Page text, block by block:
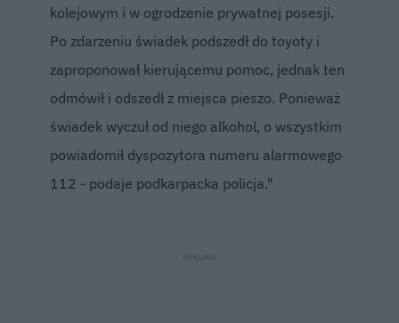
kolejowym i w ogrodzenie prywatnej posesji.
Po zdarzeniu świadek podszedł do toyoty i
zaproponował kierującemu pomoc, jednak ten
odmówił i odszedł z miejsca pieszo. Ponieważ
świadek wyczuł od niego alkohol, o wszystkim
powiadomił dyspozytora numeru alarmowego
112 - podaje podkarpacka policja."